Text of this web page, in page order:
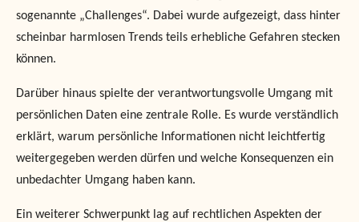
sogenannte „Challenges“. Dabei wurde aufgezeigt, dass hinter
scheinbar harmlosen Trends teils erhebliche Gefahren stecken
können.
Darüber hinaus spielte der verantwortungsvolle Umgang mit
persönlichen Daten eine zentrale Rolle. Es wurde verständlich
erklärt, warum persönliche Informationen nicht leichtfertig
weitergegeben werden dürfen und welche Konsequenzen ein
unbedachter Umgang haben kann.
Ein weiterer Schwerpunkt lag auf rechtlichen Aspekten der